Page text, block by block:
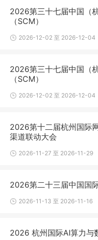
2026第三十七届中国（
（SCM）
2026-12-02 至 2026-12-04
2026第三十七届中国（
（SCM）
2026-12-02 至 2026-12-04
2026第十二届杭州国际
渠道联动大会
2026-11-27 至 2026-11-29
2026第二十三届中国国
2026-11-13 至 2026-11-16
2026 杭州国际AI算力与